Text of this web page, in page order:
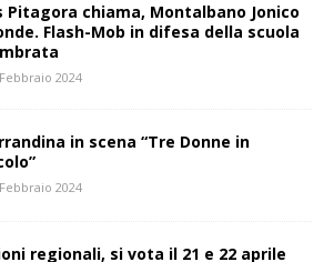
Pitagora chiama, Montalbano Jonico
Flash-Mob in difesa della scuola
2024
in scena “Tre Donne in
2024
regionali, si vota il 21 e 22 aprile